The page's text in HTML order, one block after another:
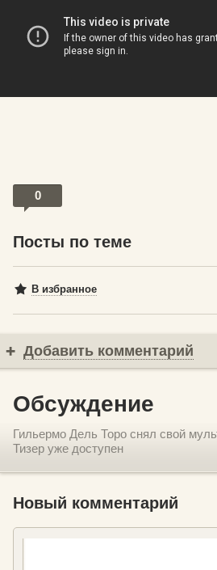
0
Посты по теме
В избранное
Добавить комментарий
Обсуждение
Гильермо Дель Торо снял свой
Тизер уже доступен
Новый комментарий